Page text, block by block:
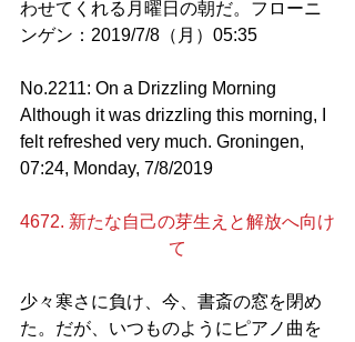
わせてくれる月曜日の朝だ。フローニ
ンゲン：2019/7/8（月）05:35
No.2211: On a Drizzling Morning
Although it was drizzling this morning, I
felt refreshed very much. Groningen,
07:24, Monday, 7/8/2019
4672. 新たな自己の芽生えと解放へ向け
て
少々寒さに負け、今、書斎の窓を閉め
た。だが、いつものようにピアノ曲を